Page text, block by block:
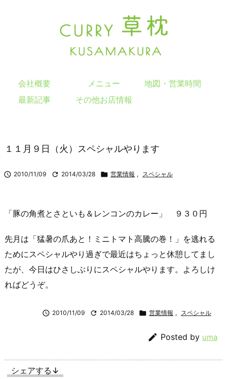
会社概要 メニュー
地図・営業時間
最新記事
その他お店情報
１１月９日（火）スペシャルやります
 2010/11/09  2014/03/28  営業情報 , スペシャル
「豚の角煮とさといも＆レンコンのカレー」 ９３０円
先月は「猛暑の爪あと！ミニトマト高騰の巻！」を逃れる
ためにスペシャルやり過ぎで最近はちょっと休憩してまし
たが、今日はひさしぶりにスペシャルやります。よろしけ
ればどうぞ。
 2010/11/09  2014/03/28  営業情報 , スペシャル
 Posted by uma
シェアする↓